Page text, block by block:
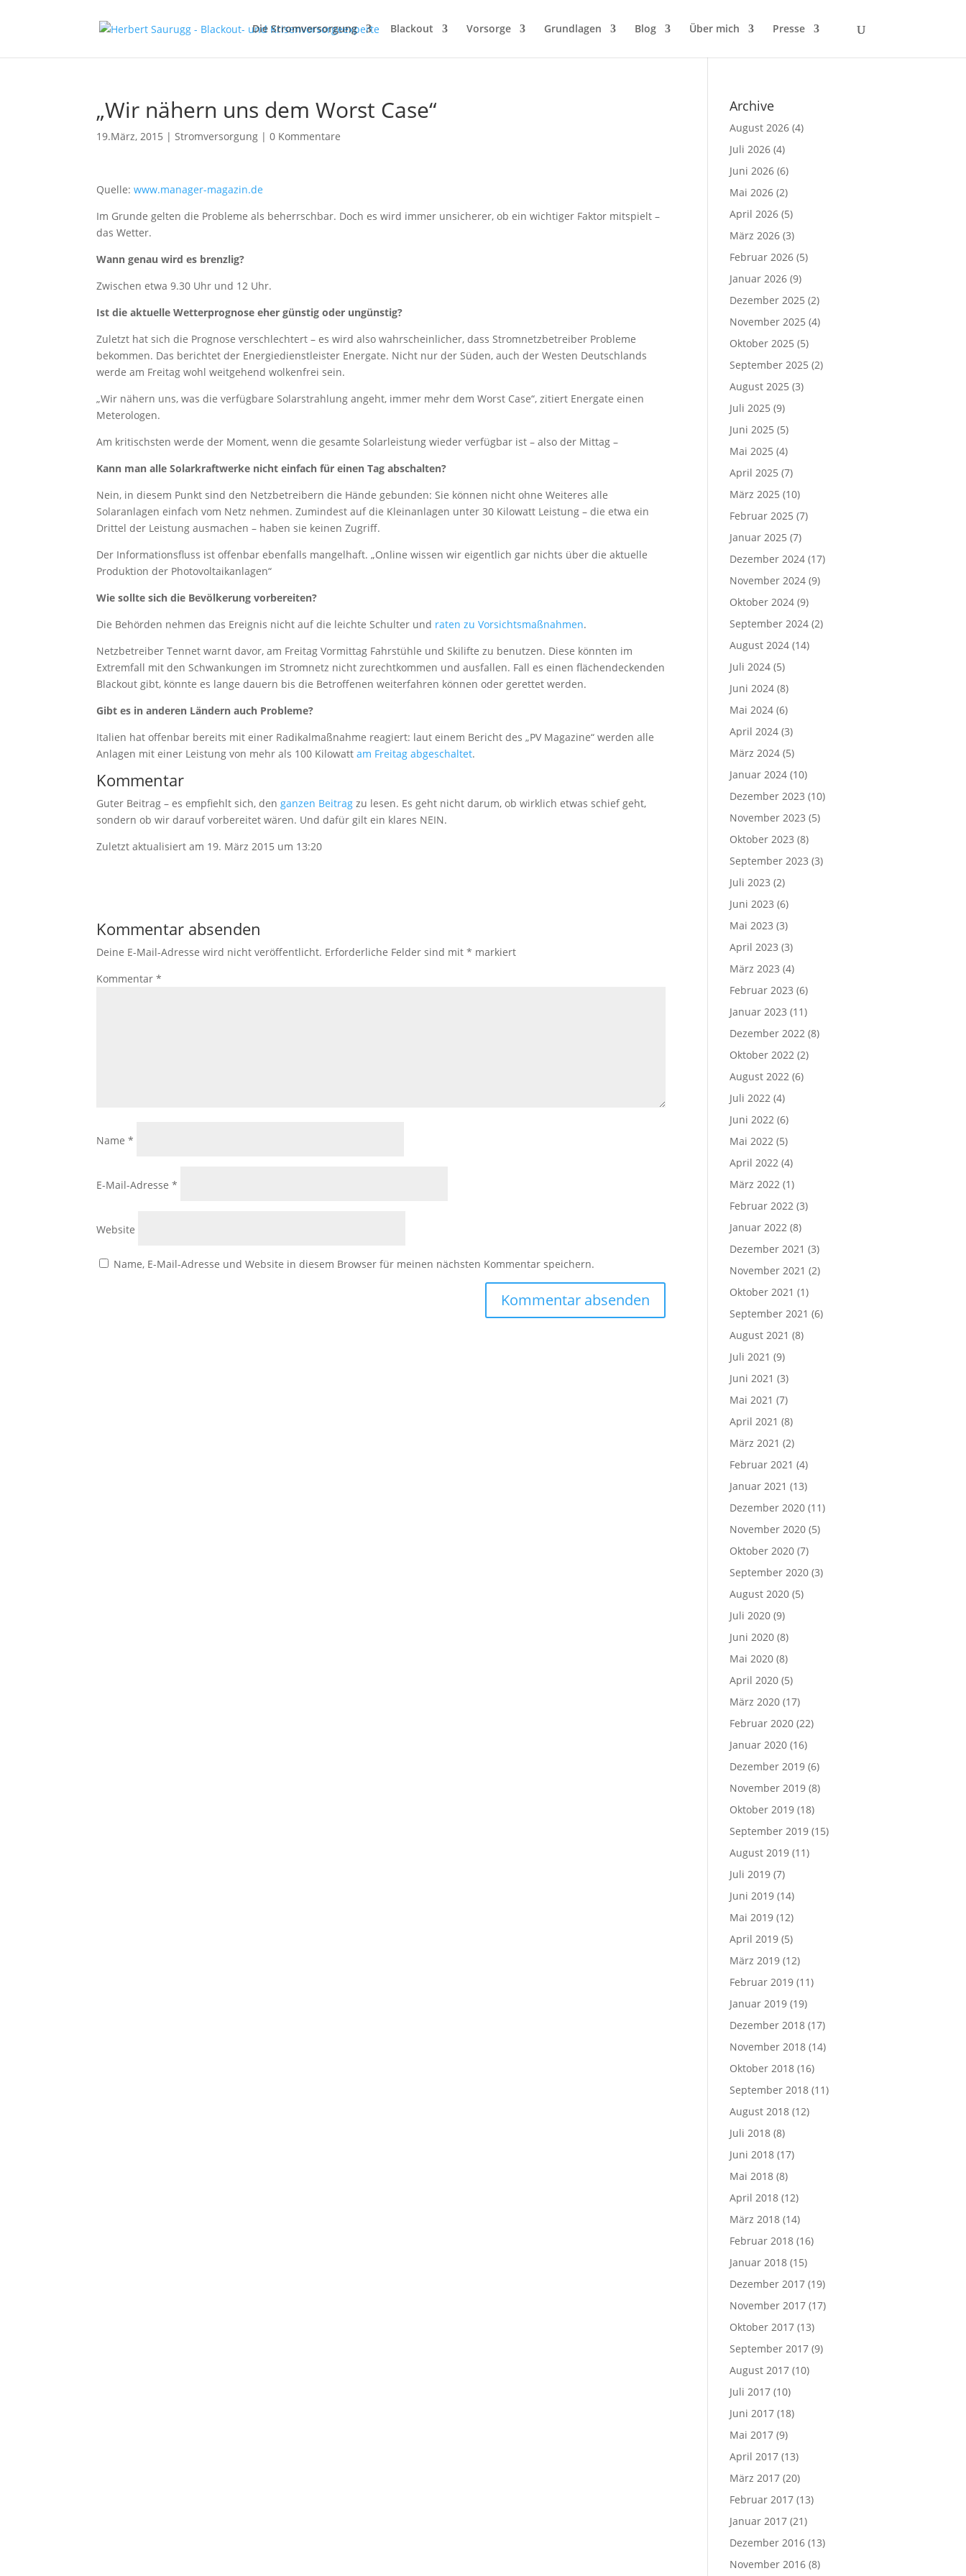
Die Stromversorgung Blackout Vorsorge Grundlagen Blog Über mich Presse
„Wir nähern uns dem Worst Case“
19.März, 2015 |Stromversorgung |0 Kommentare
Quelle:www.manager-magazin.de
Im Grunde gelten die Probleme als beherrschbar. Doch es wird immer unsicherer, ob ein wichtiger Faktor mitspielt –
das Wetter.
Wann genau wird es brenzlig?
Zwischen etwa 9.30 Uhr und 12 Uhr.
Ist die aktuelle Wetterprognose eher günstig oder ungünstig?
Zuletzt hat sich die Prognose verschlechtert – es wird also wahrscheinlicher, dass Stromnetzbetreiber Probleme
bekommen. Das berichtet der Energiedienstleister Energate. Nicht nur der Süden, auch der Westen Deutschlands
werde am Freitag wohl weitgehend wolkenfrei sein.
„Wir nähern uns, was die verfügbare Solarstrahlung angeht, immer mehr dem Worst Case“, zitiert Energate einen
Meterologen.
Am kritischsten werde der Moment, wenn die gesamte Solarleistung wieder verfügbar ist – also der Mittag –
Kann man alle Solarkraftwerke nicht einfach für einen Tag abschalten?
Nein, in diesem Punkt sind den Netzbetreibern die Hände gebunden: Sie können nicht ohne Weiteres alle
Solaranlagen einfach vom Netz nehmen. Zumindest auf die Kleinanlagen unter 30 Kilowatt Leistung – die etwa ein
Drittel der Leistung ausmachen – haben sie keinen Zugriff.
Der Informationsfluss ist offenbar ebenfalls mangelhaft. „Online wissen wir eigentlich gar nichts über die aktuelle
Produktion der Photovoltaikanlagen“
Wie sollte sich die Bevölkerung vorbereiten?
Die Behörden nehmen das Ereignis nicht auf die leichte Schulter und raten zu Vorsichtsmaßnahmen.
Netzbetreiber Tennet warnt davor, am Freitag Vormittag Fahrstühle und Skilifte zu benutzen. Diese könnten im
Extremfall mit den Schwankungen im Stromnetz nicht zurechtkommen und ausfallen. Fall es einen flächendeckenden
Blackout gibt, könnte es lange dauern bis die Betroffenen weiterfahren können oder gerettet werden.
Gibt es in anderen Ländern auch Probleme?
Italien hat offenbar bereits mit einer Radikalmaßnahme reagiert: laut einem Bericht des „PV Magazine“ werden alle
Anlagen mit einer Leistung von mehr als 100 Kilowattam Freitag abgeschaltet.
Kommentar
Guter Beitrag – es empfiehlt sich, denganzen Beitrag zu lesen. Es geht nicht darum, ob wirklich etwas schief geht,
sondern ob wir darauf vorbereitet wären. Und dafür gilt ein klares NEIN.
Zuletzt aktualisiert am 19. März 2015 um 13:20
Kommentar absenden
Deine E-Mail-Adresse wird nicht veröffentlicht. Erforderliche Felder sind mit* markiert
Kommentar*
Name*
E-Mail-Adresse*
Website
Name, E-Mail-Adresse und Website in diesem Browser für meinen nächsten Kommentar speichern.
Archive
August 2026 (4)
Juli 2026 (4)
Juni 2026 (6)
Mai 2026 (2)
April 2026 (5)
März 2026 (3)
Februar 2026 (5)
Januar 2026 (9)
Dezember 2025 (2)
November 2025 (4)
Oktober 2025 (5)
September 2025 (2)
August 2025 (3)
Juli 2025 (9)
Juni 2025 (5)
Mai 2025 (4)
April 2025 (7)
März 2025 (10)
Februar 2025 (7)
Januar 2025 (7)
Dezember 2024 (17)
November 2024 (9)
Oktober 2024 (9)
September 2024 (2)
August 2024 (14)
Juli 2024 (5)
Juni 2024 (8)
Mai 2024 (6)
April 2024 (3)
März 2024 (5)
Januar 2024 (10)
Dezember 2023 (10)
November 2023 (5)
Oktober 2023 (8)
September 2023 (3)
Juli 2023 (2)
Juni 2023 (6)
Mai 2023 (3)
April 2023 (3)
März 2023 (4)
Februar 2023 (6)
Januar 2023 (11)
Dezember 2022 (8)
Oktober 2022 (2)
August 2022 (6)
Juli 2022 (4)
Juni 2022 (6)
Mai 2022 (5)
April 2022 (4)
März 2022 (1)
Februar 2022 (3)
Januar 2022 (8)
Dezember 2021 (3)
November 2021 (2)
Oktober 2021 (1)
September 2021 (6)
August 2021 (8)
Juli 2021 (9)
Juni 2021 (3)
Mai 2021 (7)
April 2021 (8)
März 2021 (2)
Februar 2021 (4)
Januar 2021 (13)
Dezember 2020 (11)
November 2020 (5)
Oktober 2020 (7)
September 2020 (3)
August 2020 (5)
Juli 2020 (9)
Juni 2020 (8)
Mai 2020 (8)
April 2020 (5)
März 2020 (17)
Februar 2020 (22)
Januar 2020 (16)
Dezember 2019 (6)
November 2019 (8)
Oktober 2019 (18)
September 2019 (15)
August 2019 (11)
Juli 2019 (7)
Juni 2019 (14)
Mai 2019 (12)
April 2019 (5)
März 2019 (12)
Februar 2019 (11)
Januar 2019 (19)
Dezember 2018 (17)
November 2018 (14)
Oktober 2018 (16)
September 2018 (11)
August 2018 (12)
Juli 2018 (8)
Juni 2018 (17)
Mai 2018 (8)
April 2018 (12)
März 2018 (14)
Februar 2018 (16)
Januar 2018 (15)
Dezember 2017 (19)
November 2017 (17)
Oktober 2017 (13)
September 2017 (9)
August 2017 (10)
Juli 2017 (10)
Juni 2017 (18)
Mai 2017 (9)
April 2017 (13)
März 2017 (20)
Februar 2017 (13)
Januar 2017 (21)
Dezember 2016 (13)
November 2016 (8)